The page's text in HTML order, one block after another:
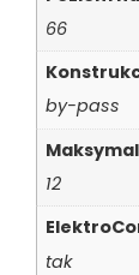
66
by-pass
12
tak